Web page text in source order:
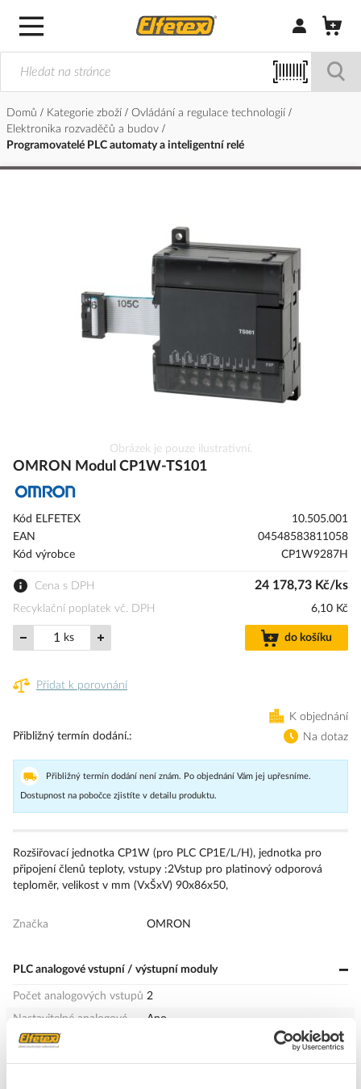
Přihlásit/
Domů Kategorie zboží
Ovládání a regulace technologií
Elektronika rozvaděčů a budov
Programovatelé PLC automaty a inteligentní relé
na
galerie
s
Obrázek je pouze ilustrativní.
OMRON Modul CP1W-TS101
Kód ELFETEX
10.505.001
EAN
04548583811058
Kód výrobce
CP1W9287H
Cena s DPH 24 178,73 Kč/ks
Recyklační poplatek vč. DPH 6,10 Kč
ks do košíku
Přidat k porovnání
K objednání
Přibližný termín dodání.
Na dotaz
Přibližný termín dodání není znám. Po objednání Vám jej upřesníme.
Dostupnost na pobočce zjistíte v detailu produktu.
Rozšiřovací jednotka CP1W (pro PLC CP1E/L/H), jednotka pro
připojení členů teploty, vstupy :2Vstup pro platinový odporová
teploměr, velikost v mm (VxŠxV) 90x86x50,
Značka OMRON
PLC analogové vstupní / výstupní moduly
Počet analogových vstupů 2
Nastavitelné analogové
vstupy
Ano